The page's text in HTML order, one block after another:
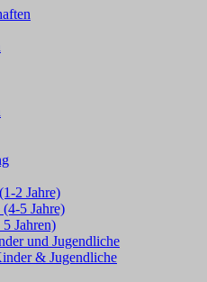
2 Jahre)
5 Jahre)
Jahren)
und Jugendliche
& Jugendliche